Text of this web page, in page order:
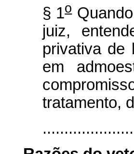
§ 1oQuando
juiz,
privativa de
em
tratamento,